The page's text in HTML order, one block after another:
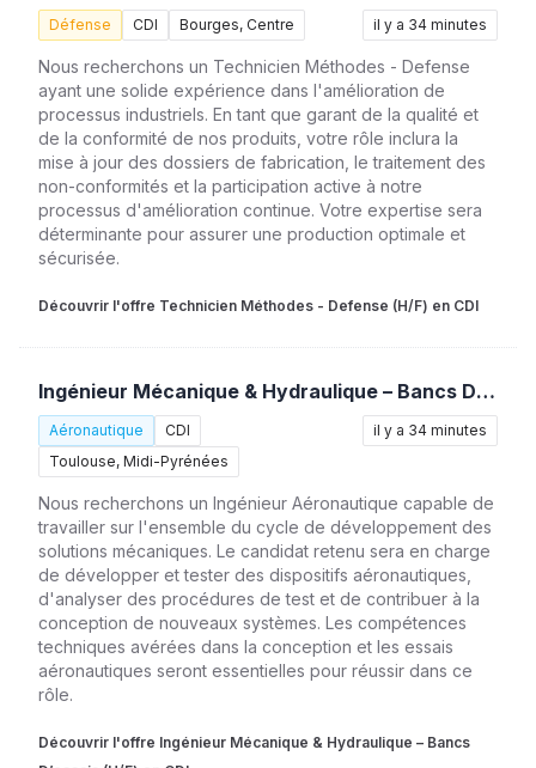
Défense CDI Bourges, Centre il y a 34 minutes
Nous recherchons un Technicien Méthodes - Defense
ayant une solide expérience dans l'amélioration de
processus industriels. En tant que garant de la qualité et
de la conformité de nos produits, votre rôle inclura la
mise à jour des dossiers de fabrication, le traitement des
non-conformités et la participation active à notre
processus d'amélioration continue. Votre expertise sera
déterminante pour assurer une production optimale et
sécurisée.
Découvrir l'offre Technicien Méthodes - Defense (H/F) en CDI
Ingénieur Mécanique & Hydraulique – Bancs D’essais (H/F)
Aéronautique
CDI
Toulouse, Midi-Pyrénées
il y a 34 minutes
Nous recherchons un Ingénieur Aéronautique capable de
travailler sur l'ensemble du cycle de développement des
solutions mécaniques. Le candidat retenu sera en charge
de développer et tester des dispositifs aéronautiques,
d'analyser des procédures de test et de contribuer à la
conception de nouveaux systèmes. Les compétences
techniques avérées dans la conception et les essais
aéronautiques seront essentielles pour réussir dans ce
rôle.
Découvrir l'offre Ingénieur Mécanique & Hydraulique – Bancs